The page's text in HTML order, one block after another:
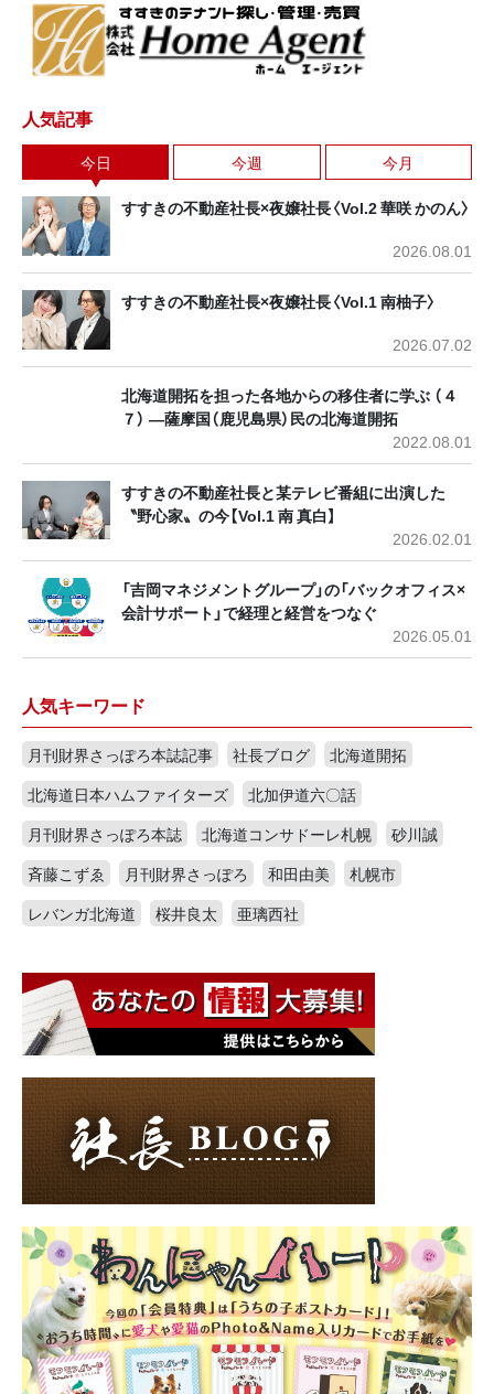
人気記事
今日 今週 今月
すすきの不動産社長×夜嬢社長〈Vol.2 華咲 かのん〉
2026.08.01
すすきの不動産社長×夜嬢社長〈Vol.1 南柚子〉
2026.07.02
北海道開拓を担った各地からの移住者に学ぶ （４
７） ―薩摩国（鹿児島県）民の北海道開拓
2022.08.01
すすきの不動産社長と某テレビ番組に出演した
〝野心家〟の今【Vol.1 南 真白】
2026.02.01
「吉岡マネジメントグループ」の「バックオフィス×
会計サポート」で経理と経営をつなぐ
2026.05.01
人気キーワード
月刊財界さっぽろ本誌記事 社長ブログ
北海道開拓
北海道日本ハムファイターズ
北加伊道六〇話
月刊財界さっぽろ本誌
北海道コンサドーレ札幌
砂川誠
斉藤こずゑ
月刊財界さっぽろ 和田由美
札幌市
レバンガ北海道
桜井良太 亜璃西社